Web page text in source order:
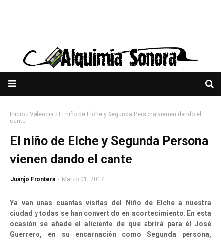
Inicio Valencia
El niño de Elche y Segunda Persona vienen dando el
cante
El niño de Elche y Segunda Persona
vienen dando el cante
Juanjo Frontera - Marzo 01, 2017
Ya van unas cuantas visitas del Niño de Elche a nuestra
ciudad y todas se han convertido en acontecimiento. En esta
ocasión se añade el aliciente de que abrirá para él José
Guerrero, en su encarnación como Segunda persona,